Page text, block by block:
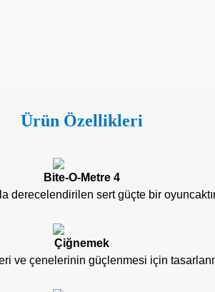
Ürün Özellikleri
Bite-O-Metre 4
derecelendirilen sert güçte bir
Çiğnemek
ve çenelerinin güçlenmesi için